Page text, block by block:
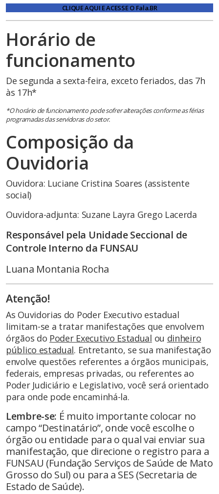
CLIQUE AQUI E ACESSE O Fala.BR
Horário de
funcionamento
De segunda a sexta-feira, exceto feriados, das 7h
às 17h*
*O horário de funcionamento pode sofrer alterações conforme as férias
programadas das servidoras do setor.
Composição da
Ouvidoria
Ouvidora: Luciane Cristina Soares (assistente
social)
Ouvidora-adjunta: Suzane Layra Grego Lacerda
Responsável pela Unidade Seccional de
Controle Interno da FUNSAU
Luana Montania Rocha
Atenção!
As Ouvidorias do Poder Executivo estadual
limitam-se a tratar manifestações que envolvem
órgãos do Poder Executivo Estadual ou dinheiro
público estadual. Entretanto, se sua manifestação
envolve questões referentes a órgãos municipais,
federais, empresas privadas, ou referentes ao
Poder Judiciário e Legislativo, você será orientado
para onde pode encaminhá-la.
Lembre-se: É muito importante colocar no
campo “Destinatário”, onde você escolhe o
órgão ou entidade para o qual vai enviar sua
manifestação, que direcione o registro para a
FUNSAU (Fundação Serviços de Saúde de Mato
Grosso do Sul) ou para a SES (Secretaria de
Estado de Saúde).